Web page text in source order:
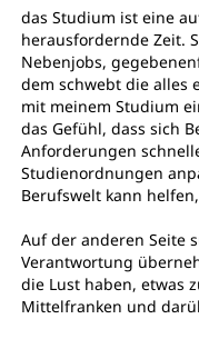
das Studium ist eine
herausfordernde Zeit.
Nebenjobs,
dem schwebt die alles
mit meinem Studium
das Gefühl, dass sich
Anforderungen
Studienordnungen
Berufswelt kann
Auf der anderen Seite
Verantwortung
die Lust haben, etwas
Mittelfranken und